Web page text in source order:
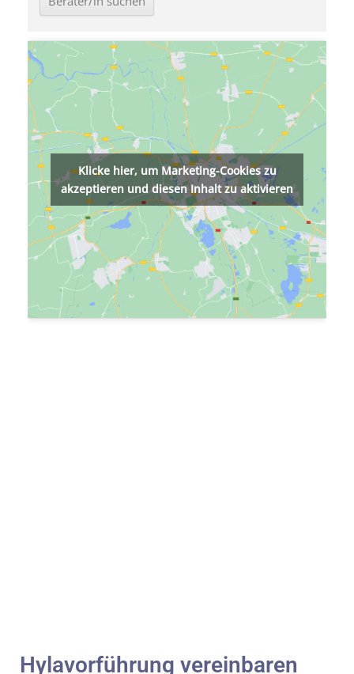
Klicke hier, um Marketing-Cookies zu
akzeptieren und diesen Inhalt zu aktivieren
Hylavorführung vereinbaren